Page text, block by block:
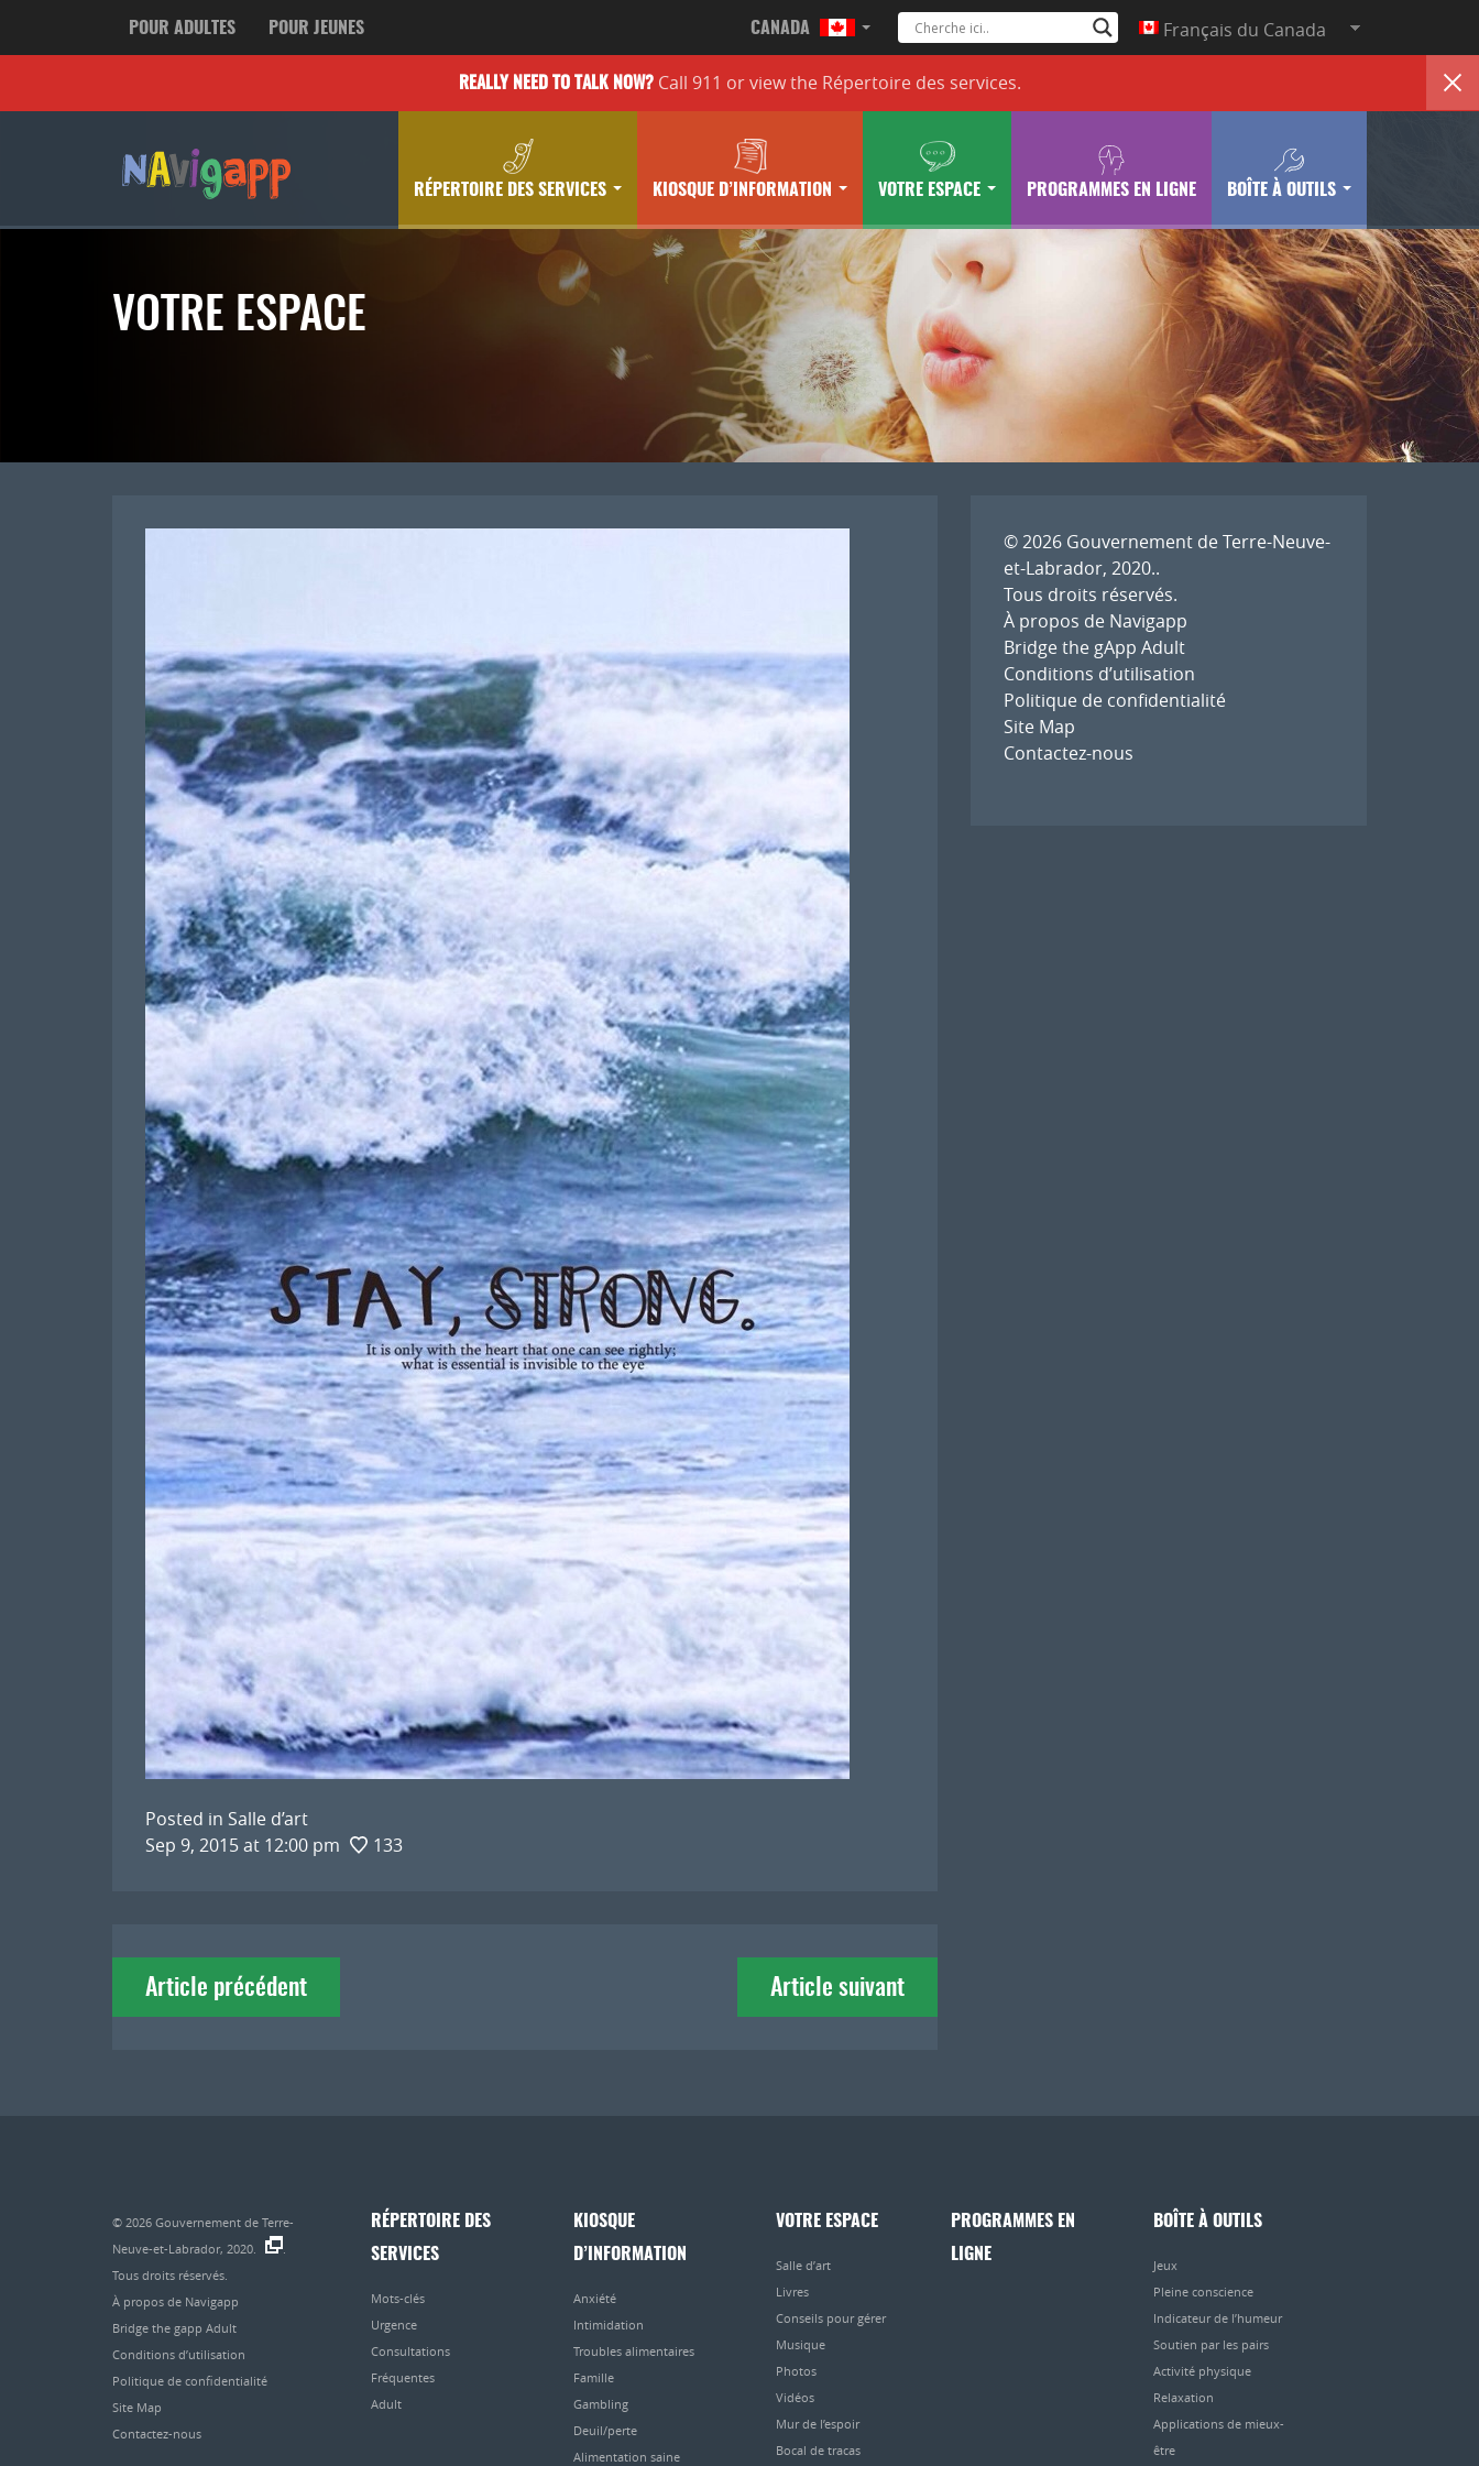
POUR ADULTES POUR JEUNES CANADA Français du Canada
REALLY NEED TO TALK NOW? Call 911 orview the Répertoire des services.
RÉPERTOIRE DES SERVICES KIOSQUE D’INFORMATION VOTRE ESPACE PROGRAMMES EN LIGNE BOÎTE À OUTILS
VOTRE ESPACE
Posted in Salle d’art
Sep 9, 2015 at 12:00 pm
133
Navigation
deArticle précédent Article suivant
© 2026 Gouvernement de Terre-Neuve-
et-Labrador, 2020..
Tous droits réservés.
À propos de Navigapp
Bridge the gApp Adult
Conditions d’utilisation
Politique de confidentialité
Site Map
Contactez-nous
© 2026 Gouvernement de Terre-
Neuve-et-Labrador, 2020.
Tous droits réservés.
À propos de Navigapp
Bridge the gapp Adult
Conditions d’utilisation
Politique de confidentialité
Site Map
Contactez-nous
RÉPERTOIRE DES
SERVICES
Mots-clés
Urgence
Consultations
Fréquentes
Adult
KIOSQUE
D’INFORMATION
Anxiété
Intimidation
Troubles alimentaires
Famille
Gambling
Deuil/perte
Alimentation saine
VOTRE ESPACE
Salle d’art
Livres
Conseils pour gérer
Musique
Photos
Vidéos
Mur de l’espoir
Bocal de tracas
PROGRAMMES EN
LIGNE
BOÎTE À OUTILS
Jeux
Pleine conscience
Indicateur de l’humeur
Soutien par les pairs
Activité physique
Relaxation
Applications de mieux-
être